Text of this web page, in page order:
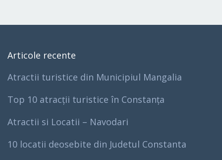
Articole recente
Atractii turistice din Municipiul Mangalia
Top 10 atracții turistice în Constanța
Atractii si Locatii – Navodari
10 locatii deosebite din Judetul Constanta